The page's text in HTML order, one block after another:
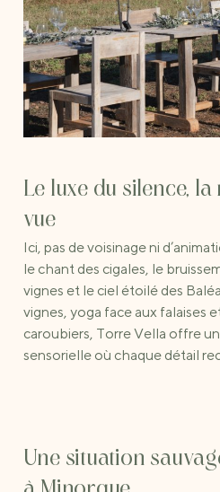
Le luxe du silence,
vue
Ici, pas de voisinage ni
le chant des cigales, le
vignes et le ciel étoilé des
vignes, yoga face aux falaises
caroubiers, Torre Vella offre
sensorielle où chaque détail
Une situation